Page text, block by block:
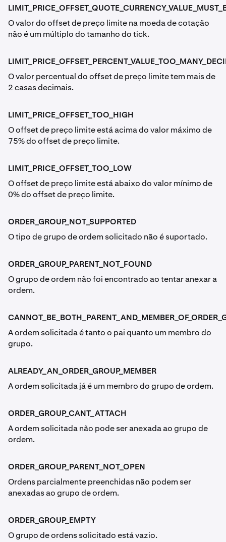
O valor do offset de preço limite na moeda de cotação
não é um múltiplo do tamanho do tick.
O valor percentual do offset de preço limite tem mais de
2 casas decimais.
LIMIT_PRICE_OFFSET_TOO_HIGH
O offset de preço limite está acima do valor máximo de
75% do offset de preço limite.
LIMIT_PRICE_OFFSET_TOO_LOW
O offset de preço limite está abaixo do valor mínimo de
0% do offset de preço limite.
ORDER_GROUP_NOT_SUPPORTED
O tipo de grupo de ordem solicitado não é suportado.
ORDER_GROUP_PARENT_NOT_FOUND
O grupo de ordem não foi encontrado ao tentar anexar a
ordem.
A ordem solicitada é tanto o pai quanto um membro do
grupo.
ALREADY_AN_ORDER_GROUP_MEMBER
A ordem solicitada já é um membro do grupo de ordem.
ORDER_GROUP_CANT_ATTACH
A ordem solicitada não pode ser anexada ao grupo de
ordem.
ORDER_GROUP_PARENT_NOT_OPEN
Ordens parcialmente preenchidas não podem ser
anexadas ao grupo de ordem.
ORDER_GROUP_EMPTY
O grupo de ordens solicitado está vazio.